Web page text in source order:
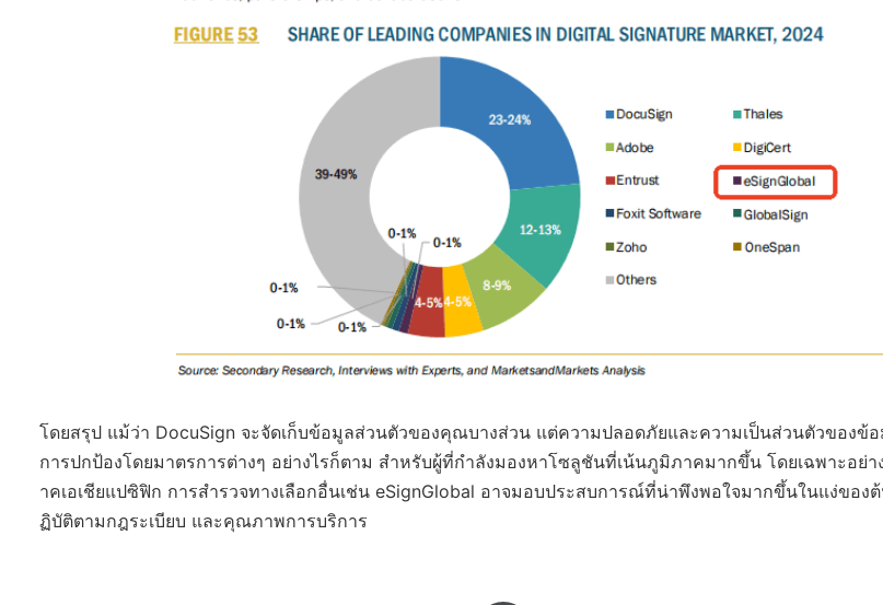
โดยสรุป แม้ว่า DocuSign จะจัดเก็บข้อมูลส่วนตัวของคุณบางส่วน แต่ความปลอดภัยและความเป็นส่วนตัวของข้
การปกป้องโดยมาตรการต่างๆ อย่างไรก็ตาม สำหรับผู้ที่กำลังมองหาโซลูชันที่เน้นภูมิภาคมากขึ้น โดยเฉพาะอย่า
าคเอเชียแปซิฟิก การสำรวจทางเลือกอื่นเช่น eSignGlobal อาจมอบประสบการณ์ที่น่าพึงพอใจมากขึ้นในแง่ของ
ฏิบัติตามกฎระเบียบ และคุณภาพการบริการ